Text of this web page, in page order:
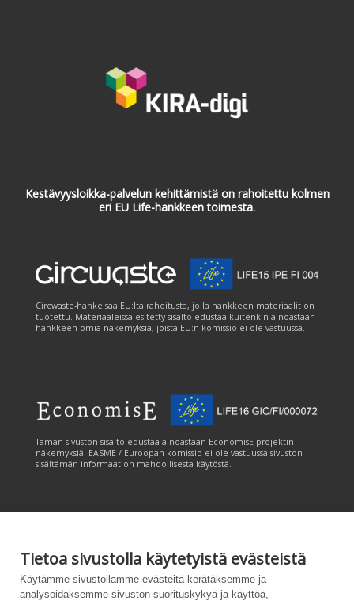
Tietoa sivustolla käytetyistä evästeistä
Käytämme sivustollamme evästeitä kerätäksemme ja
analysoidaksemme sivuston suorituskykyä ja käyttöä,
Kestävyysloikka-palvelun kehittämistä on rahoitettu kolmen
eri EU Life-hankkeen toimesta.
Circwaste-hanke saa EU:lta rahoitusta, jolla hankkeen materiaalit on
tuotettu. Materiaaleissa esitetty sisältö edustaa kuitenkin ainoastaan
hankkeen omia näkemyksiä, joista EU:n komissio ei ole vastuussa.
Tämän sivuston sisältö edustaa ainoastaan EconomisE-projektin
näkemyksiä. EASME / Euroopan komissio ei ole vastuussa sivuston
sisältämän informaation mahdollisesta käytöstä.
Tämän sivuston tuottamiseen on saatu rahoitusta Euroopan unionin
LIFE-ohjelmasta. Tämän sivuston sisältö edustaa ainoastaan